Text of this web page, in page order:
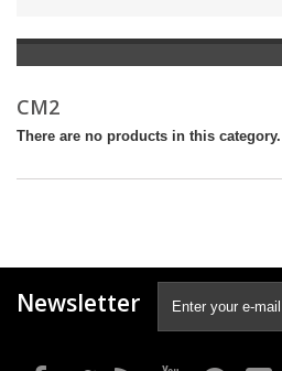
LIVRES ANCIENS AVANT 1945
CM2
There are no products in this category.
Newsletter